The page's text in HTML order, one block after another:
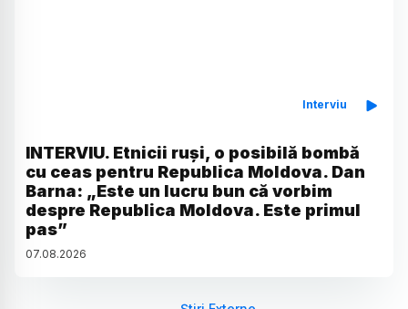
Interviu
INTERVIU. Etnicii ruși, o posibilă bombă
cu ceas pentru Republica Moldova. Dan
Barna: „Este un lucru bun că vorbim
despre Republica Moldova. Este primul
pas”
07.08.2026